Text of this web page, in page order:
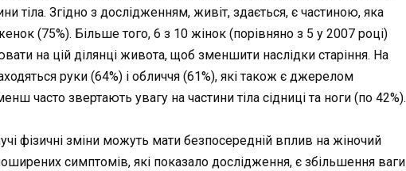
тіла. Згідно з дослідженням, живіт, здається, є частиною, яка
(75%). Більше того, 6 з 10 жінок (порівняно з 5 у 2007 році)
на цій ділянці живота, щоб зменшити наслідки старіння. На
руки (64%) і обличчя (61%), які також є джерелом
часто звертають увагу на частини тіла сідниці та ноги (по 42%).
фізичні зміни можуть мати безпосередній вплив на жіночий
симптомів, які показало дослідження, є збільшення ваги